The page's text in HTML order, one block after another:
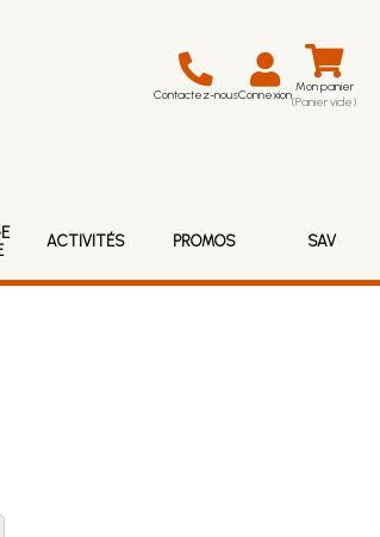
Contactez-nousConnexion Mon panier
(Panier vide)
ACTIVITÉS PROMOS SAV